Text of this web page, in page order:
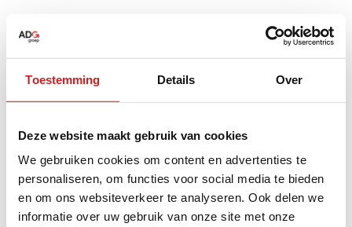
Toestemming Details Over
Deze website maakt gebruik van cookies
We gebruiken cookies om content en advertenties te
personaliseren, om functies voor social media te bieden
en om ons websiteverkeer te analyseren. Ook delen we
informatie over uw gebruik van onze site met onze